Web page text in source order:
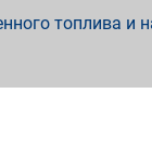
топлива